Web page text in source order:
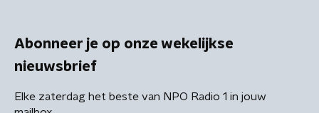
Abonneer je op onze wekelijkse
nieuwsbrief
Elke zaterdag het beste van NPO Radio 1 in jouw